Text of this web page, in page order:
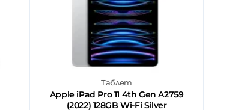
Таблет
Apple iPad Pro 11 4th Gen A2759
(2022) 128GB Wi-Fi Silver